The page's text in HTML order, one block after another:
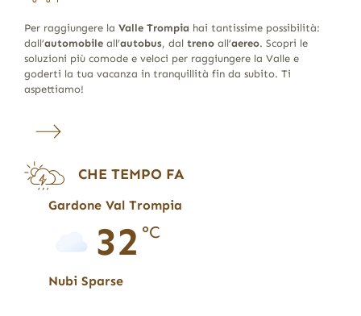
Per raggiungere la Valle Trompia hai tantissime possibilità:
dall’automobileall’autobus, dal trenoall’aereo. Scopri le
soluzioni più comode e veloci per raggiungere la Valle e
goderti la tua vacanza in tranquillità fin da subito. Ti
aspettiamo!
CHE TEMPO FA
Gardone Val Trompia
32 °C
Nubi Sparse